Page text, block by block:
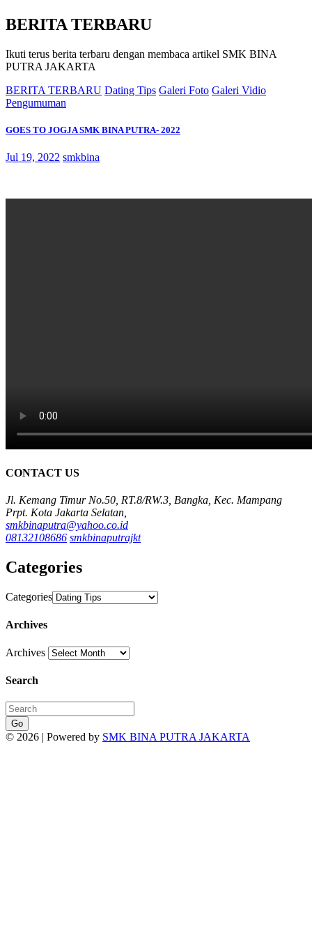
BERITA TERBARU
Ikuti terus berita terbaru dengan membaca artikel SMK BINA
PUTRA JAKARTA
BERITA TERBARU Dating Tips Galeri Foto Galeri Vidio
Pengumuman
GOES TO JOGJA SMK BINA PUTRA- 2022
Jul 19, 2022 smkbina
CONTACT US
Jl. Kemang Timur No.50, RT.8/RW.3, Bangka, Kec. Mampang
Prpt. Kota Jakarta Selatan,
smkbinaputra@yahoo.co.id
08132108686 smkbinaputrajkt
Categories
Categories
Archives
Archives
Search
Go
© 2026 | Powered by SMK BINA PUTRA JAKARTA